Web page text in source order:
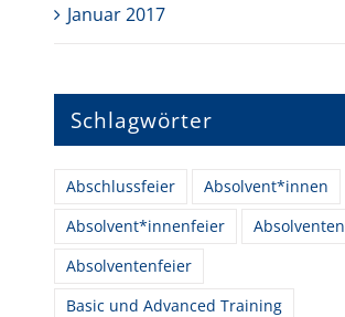
Januar 2017
Schlagwörter
Abschlussfeier
Absolvent*innen
Absolvent*innenfeier
Absolventen
Absolventenfeier
Basic und Advanced Training